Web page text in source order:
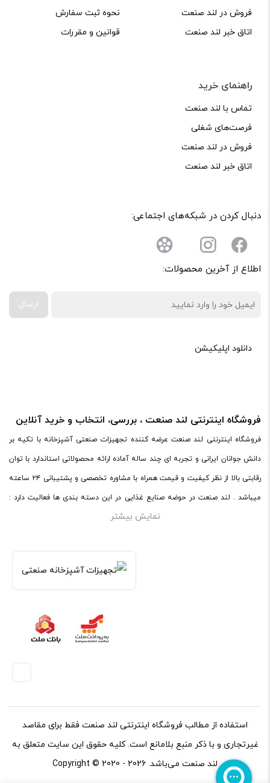
فروش در لند صنعت
اتاق خبر لند صنعت
نحوه ثبت سفارش
قوانین و مقررات
راهنمای خرید
تماس با لند صنعت
فرصت‌های شغلی
فروش در لند صنعت
اتاق خبر لند صنعت
دنبال کردن در شبکه‌های اجتماعی:
اطلاع از آخرین محصولات:
ارسال
دانلود اپلیکیشن
فروشگاه اینترنتی لند صنعت ، بررسی، انتخاب و خرید آنلاین
فروشگاه اینترنتی لند صنعت عرضه کننده تجهیزات صنعتی آشپزخانه با تکیه بر
دانش جوانان ایرانی و تجربه ای چند ساله آماده ارائه محصولاتی استاندارد با توان
رقابتی بالا از نظر کیفیت و قیمت همراه با مشاوره تخصصی و پشتیبانی ۲۴ ساعته
میباشد . لند صنعت در حوضه صنایع غذایی در این دسته بندی ها فعالیت دارد :
تجهیزات رستوران–
نمایش بیشتر
استفاده از مطالب فروشگاه اینترنتی لند صنعت فقط برای مقاصد
غیرتجاری و با ذکر منبع بلامانع است. کلیه حقوق این سایت متعلق به
لند صنعت می‌باشد. Copyright © 2020 - 2026